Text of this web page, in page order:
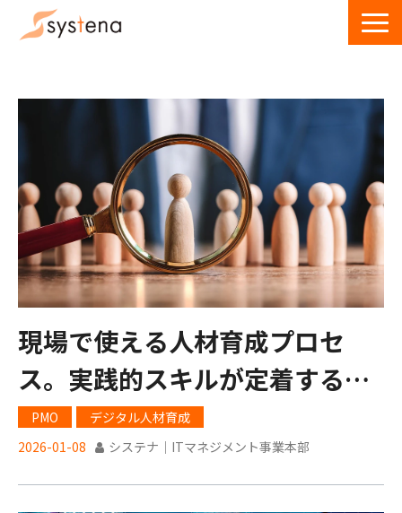
導入事例
ウェビナー
お役立ち資料・記事
お問い合わせ
現場で使える人材育成プロセ
ス。実践的スキルが定着するカ
リキュラム設計
PMO
デジタル人材育成
2026-01-08
システナ｜ITマネジメント事業本部